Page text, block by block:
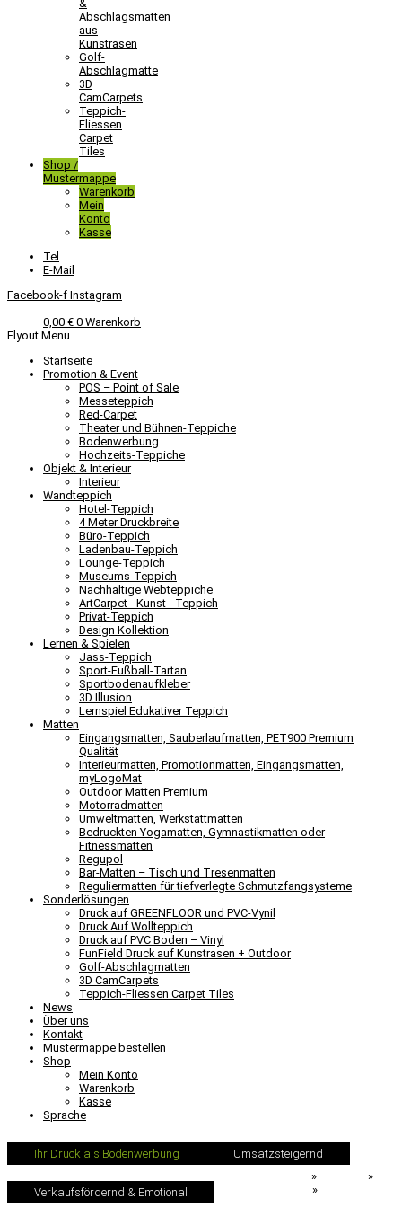
&
Abschlagsmatten
aus
Kunstrasen
Golf-
Abschlagmatte​
3D
CamCarpets
Teppich-
Fliessen
Carpet
Tiles
Shop /
Mustermappe
Warenkorb
Mein
Konto
Kasse
Tel
E-Mail
Facebook-f Instagram
0,00 € 0 Warenkorb
Flyout Menu
Startseite
Promotion & Event
POS – Point of Sale
Messeteppich
Red-Carpet
Theater und Bühnen-Teppiche
Bodenwerbung
Hochzeits-Teppiche
Objekt & Interieur
Interieur
Wandteppich
Hotel-Teppich
4 Meter Druckbreite
Büro-Teppich
Ladenbau-Teppich
Lounge-Teppich
Museums-Teppich
Nachhaltige Webteppiche
ArtCarpet - Kunst - Teppich
Privat-Teppich
Design Kollektion
Lernen & Spielen
Jass-Teppich
Sport-Fußball-Tartan
Sportbodenaufkleber
3D Illusion
Lernspiel Edukativer Teppich
Matten
Eingangsmatten, Sauberlaufmatten, PET900 Premium
Qualität
Interieurmatten, Promotionmatten, Eingangsmatten,
myLogoMat
Outdoor Matten Premium
Motorradmatten
Umweltmatten, Werkstattmatten
Bedruckten Yogamatten, Gymnastikmatten oder
Fitnessmatten
Regupol
Bar-Matten – Tisch und Tresenmatten
Reguliermatten für tiefverlegte Schmutzfangsysteme
Sonderlösungen
Druck auf GREENFLOOR und PVC-Vynil
Druck Auf Wollteppich
Druck auf PVC Boden – Vinyl
FunField Druck auf Kunstrasen + Outdoor
Golf-Abschlagmatten
3D CamCarpets
Teppich-Fliessen Carpet Tiles
News
Über uns
Kontakt
Mustermappe bestellen
Shop
Mein Konto
Warenkorb
Kasse
Sprache
Ihr Druck als Bodenwerbung Umsatzsteigernd
Verkaufsfördernd & Emotional
»
»
»